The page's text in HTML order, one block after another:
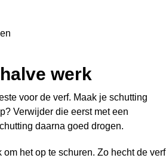
werk
voor de verf. Maak je schutting
Verwijder die eerst met een
daarna goed drogen.
het op te schuren. Zo hecht de verf